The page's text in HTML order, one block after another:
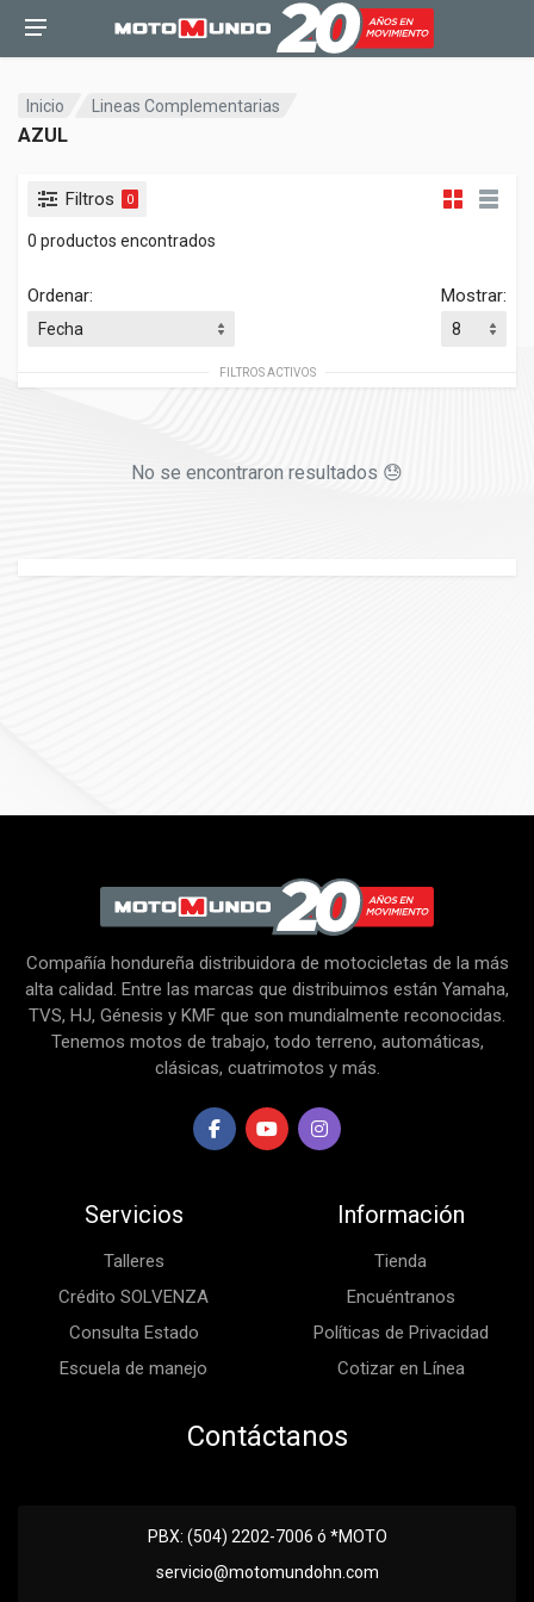
Inicio Lineas Complementarias
AZUL
Filtros 0
0 productos encontrados
Ordenar: Mostrar:
FILTROS ACTIVOS
No se encontraron resultados 😓
Compañía hondureña distribuidora de motocicletas de la más
alta calidad. Entre las marcas que distribuimos están Yamaha,
TVS, HJ, Génesis y KMF que son mundialmente reconocidas.
Tenemos motos de trabajo, todo terreno, automáticas,
clásicas, cuatrimotos y más.
Servicios
Talleres
Crédito SOLVENZA
Consulta Estado
Escuela de manejo
Información
Tienda
Encuéntranos
Políticas de Privacidad
Cotizar en Línea
Contáctanos
PBX: (504) 2202-7006 ó *MOTO
servicio@motomundohn.com